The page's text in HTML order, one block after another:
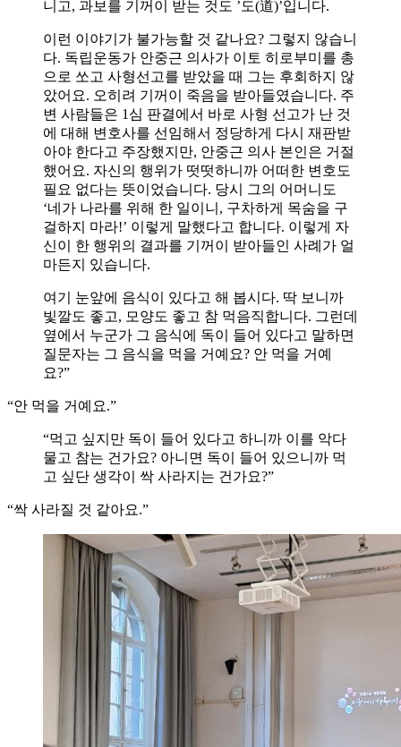
니고, 과보를 기꺼이 받는 것도 ’도(道)’입니다.
이런 이야기가 불가능할 것 같나요? 그렇지 않습니
다. 독립운동가 안중근 의사가 이토 히로부미를 총
으로 쏘고 사형선고를 받았을 때 그는 후회하지 않
았어요. 오히려 기꺼이 죽음을 받아들였습니다. 주
변 사람들은 1심 판결에서 바로 사형 선고가 난 것
에 대해 변호사를 선임해서 정당하게 다시 재판받
아야 한다고 주장했지만, 안중근 의사 본인은 거절
했어요. 자신의 행위가 떳떳하니까 어떠한 변호도
필요 없다는 뜻이었습니다. 당시 그의 어머니도
‘네가 나라를 위해 한 일이니, 구차하게 목숨을 구
걸하지 마라!’ 이렇게 말했다고 합니다. 이렇게 자
신이 한 행위의 결과를 기꺼이 받아들인 사례가 얼
마든지 있습니다.
여기 눈앞에 음식이 있다고 해 봅시다. 딱 보니까
빛깔도 좋고, 모양도 좋고 참 먹음직합니다. 그런데
옆에서 누군가 그 음식에 독이 들어 있다고 말하면
질문자는 그 음식을 먹을 거예요? 안 먹을 거예
요?”
“안 먹을 거예요.”
“먹고 싶지만 독이 들어 있다고 하니까 이를 악다
물고 참는 건가요? 아니면 독이 들어 있으니까 먹
고 싶단 생각이 싹 사라지는 건가요?”
“싹 사라질 것 같아요.”